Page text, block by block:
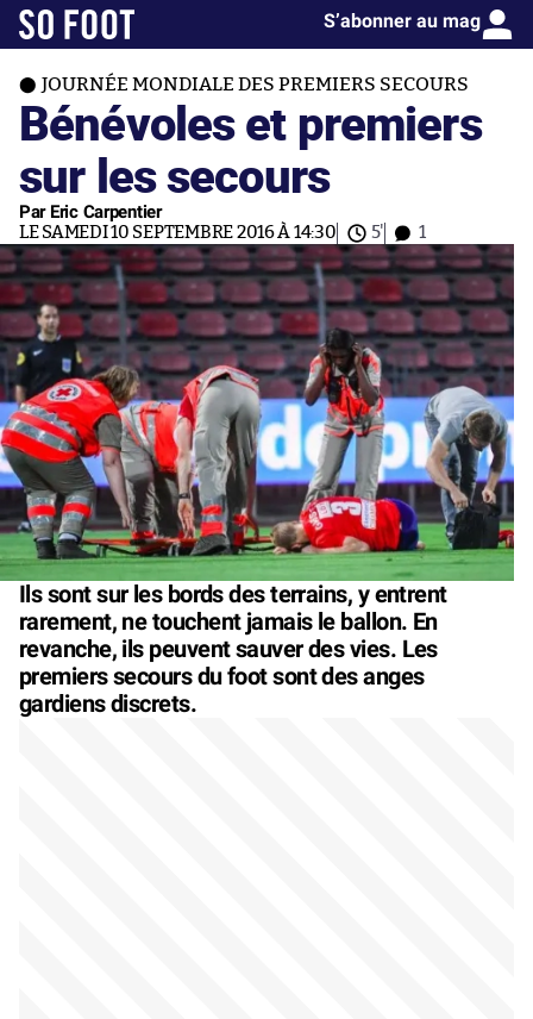
S’abonner au mag
JOURNÉE MONDIALE DES PREMIERS SECOURS
Bénévoles et premiers
sur les secours
Par Eric Carpentier
LE SAMEDI 10 SEPTEMBRE 2016 À 14:30 5' 1
Ils sont sur les bords des terrains, y entrent
rarement, ne touchent jamais le ballon. En
revanche, ils peuvent sauver des vies. Les
premiers secours du foot sont des anges
gardiens discrets.